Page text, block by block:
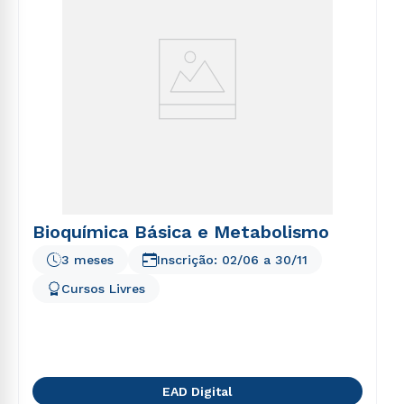
Bioquímica Básica e Metabolismo
3 meses
Cursos Livres
Inscrição: 02/06 a 30/11
EAD Digital
envio de conteúdos da Cruzeiro do Sul.